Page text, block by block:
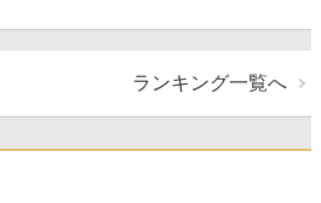
ランキング一覧へ